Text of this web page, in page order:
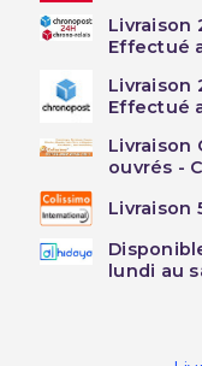
Livraison
Effectué
Livraison
Effectué
Livraison
ouvrés -
Livraison
lundi au